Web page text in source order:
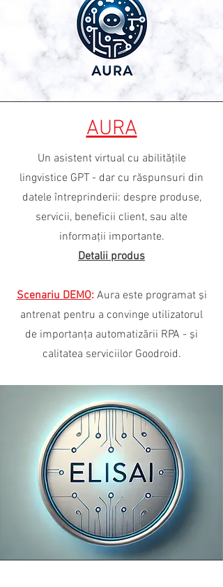
AURA
Un asistent virtual cu abilităţile
lingvistice GPT - dar cu răspunsuri din
datele întreprinderii: despre produse,
servicii, beneficii client, sau alte
informaţii importante.
Detalii produs
Scenariu DEMO: Aura este programat şi
antrenat pentru a convinge utilizatorul
de importanţa automatizării RPA - şi
calitatea serviciilor Goodroid.